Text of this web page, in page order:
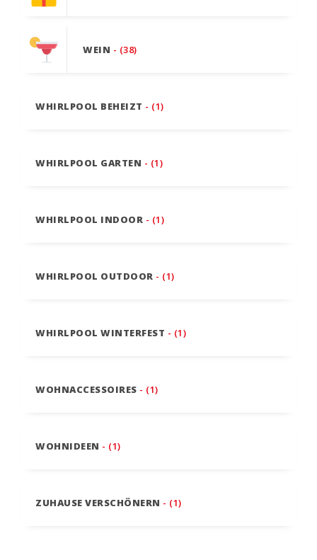
WEIN - (38)
WHIRLPOOL BEHEIZT - (1)
WHIRLPOOL GARTEN - (1)
WHIRLPOOL INDOOR - (1)
WHIRLPOOL OUTDOOR - (1)
WHIRLPOOL WINTERFEST - (1)
WOHNACCESSOIRES - (1)
WOHNIDEEN - (1)
ZUHAUSE VERSCHÖNERN - (1)